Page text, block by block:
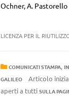
Ochner, A.
LICENZA PER IL
COMUNICATI STAMPA,
GALILEO
Articolo
aperti a tutti SULLA